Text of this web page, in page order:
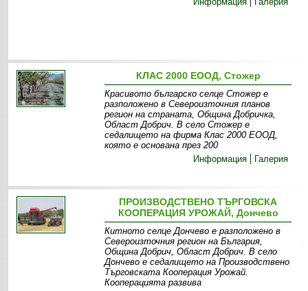
КЛАС 2000 ЕООД, Стожер
Красивото българско селце Стожер е
разположено в Североизточния планов
регион на страната, Община Добричка,
Област Добрич. В село Стожер е
седалището на фирма Клас 2000 ЕООД,
която е основана през 200
Информация
Галерия
ПРОИЗВОДСТВЕНО ТЪРГОВСКА
КООПЕРАЦИЯ УРОЖАЙ, Дончево
Китното селце Дончево е разположено в
Североизточния регион на България,
Община Добрич, Област Добрич. В село
Дончево е седалището на Производствено
Търговската Кооперация Урожай.
Кооперацията развива